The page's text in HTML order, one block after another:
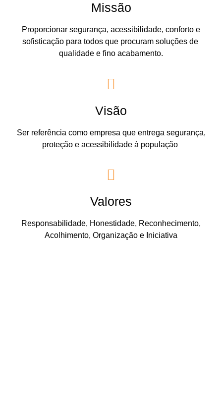
Missão
Proporcionar segurança, acessibilidade, conforto e
sofisticação para todos que procuram soluções de
qualidade e fino acabamento.
Visão
Ser referência como empresa que entrega segurança,
proteção e acessibilidade à população
Valores
Responsabilidade, Honestidade, Reconhecimento,
Acolhimento, Organização e Iniciativa